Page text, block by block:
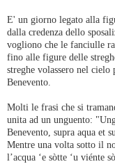
E' un giorno legato alla
dalla credenza dello
vogliono che le fanciulle
fino alle figure delle
streghe volassero nel
Benevento.
Molti le frasi che si
unita ad un unguento:
Benevento, supra aqua et
Mentre una volta sotto il
l’acqua ‘e sòtte ‘u viénte